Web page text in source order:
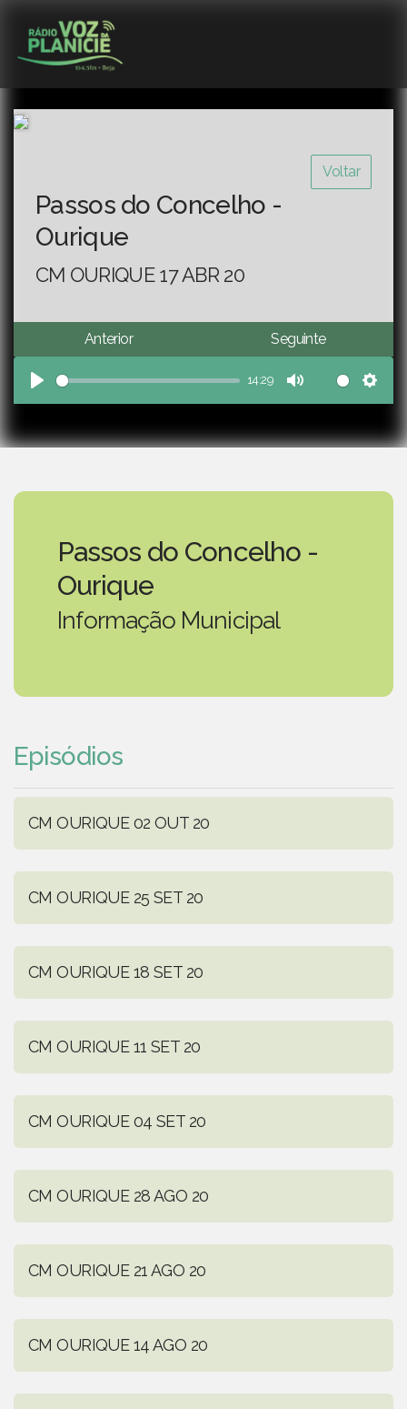
Voltar
Passos do Concelho -
Ourique
CM OURIQUE 17 ABR 20
Anterior Seguinte
Play
14:29
Mute
Passos do Concelho -
Ourique
Informação Municipal
Episódios
CM OURIQUE 02 OUT 20
CM OURIQUE 25 SET 20
CM OURIQUE 18 SET 20
CM OURIQUE 11 SET 20
CM OURIQUE 04 SET 20
CM OURIQUE 28 AGO 20
CM OURIQUE 21 AGO 20
CM OURIQUE 14 AGO 20